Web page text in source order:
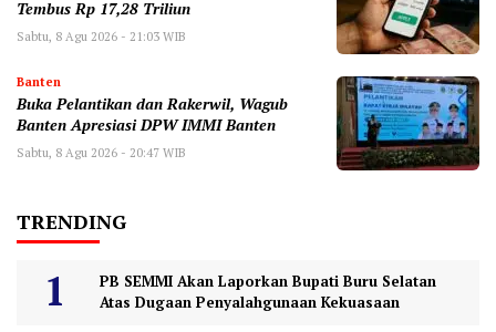
Tembus Rp 17,28 Triliun
Sabtu, 8 Agu 2026 - 21:03 WIB
Banten
Buka Pelantikan dan Rakerwil, Wagub
Banten Apresiasi DPW IMMI Banten
Sabtu, 8 Agu 2026 - 20:47 WIB
TRENDING
PB SEMMI Akan Laporkan Bupati Buru Selatan
Atas Dugaan Penyalahgunaan Kekuasaan